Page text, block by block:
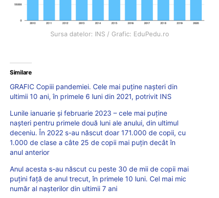
Sursa datelor: INS / Grafic: EduPedu.ro
Similare
GRAFIC Copiii pandemiei. Cele mai puține nașteri din
ultimii 10 ani, în primele 6 luni din 2021, potrivit INS
Lunile ianuarie și februarie 2023 – cele mai puține
nașteri pentru primele două luni ale anului, din ultimul
deceniu. În 2022 s-au născut doar 171.000 de copii, cu
1.000 de clase a câte 25 de copii mai puțin decât în
anul anterior
Anul acesta s-au născut cu peste 30 de mii de copii mai
puțini față de anul trecut, în primele 10 luni. Cel mai mic
număr al nașterilor din ultimii 7 ani